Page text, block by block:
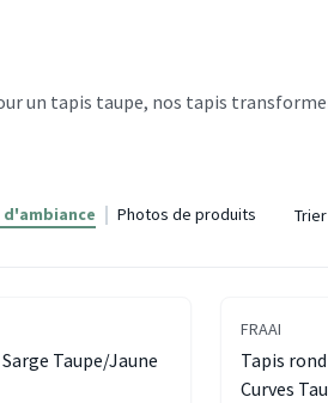
un tapis taupe, nos tapis
Photos de produits
Taupe/Jaune
FRAAI
Tapis
Curves